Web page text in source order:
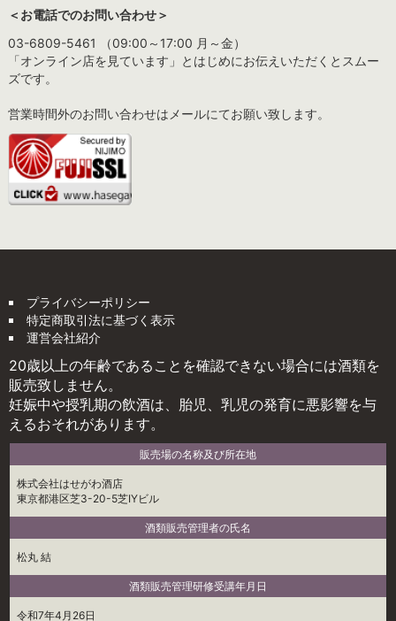
＜お電話でのお問い合わせ＞
03-6809-5461 （09:00～17:00 月～金）
「オンライン店を見ています」とはじめにお伝えいただくとスムー
ズです。
営業時間外のお問い合わせはメールにてお願い致します。
プライバシーポリシー
特定商取引法に基づく表示
運営会社紹介
20歳以上の年齢であることを確認できない場合には酒類を
販売致しません。
妊娠中や授乳期の飲酒は、胎児、乳児の発育に悪影響を与
えるおそれがあります。
販売場の名称及び所在地
株式会社はせがわ酒店
東京都港区芝3-20-5芝IYビル
酒類販売管理者の氏名
松丸 結
酒類販売管理研修受講年月日
令和7年4月26日